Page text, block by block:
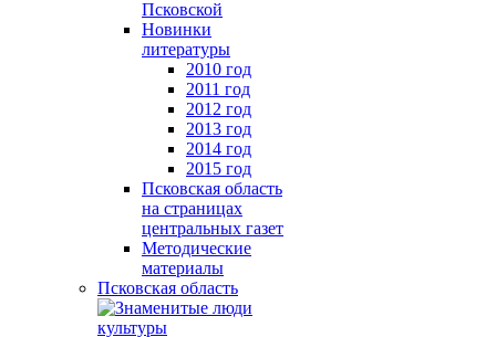
Псковской
Новинки
литературы
2010 год
2011 год
2012 год
2013 год
2014 год
2015 год
Псковская область
на страницах
центральных газет
Методические
материалы
Псковская область